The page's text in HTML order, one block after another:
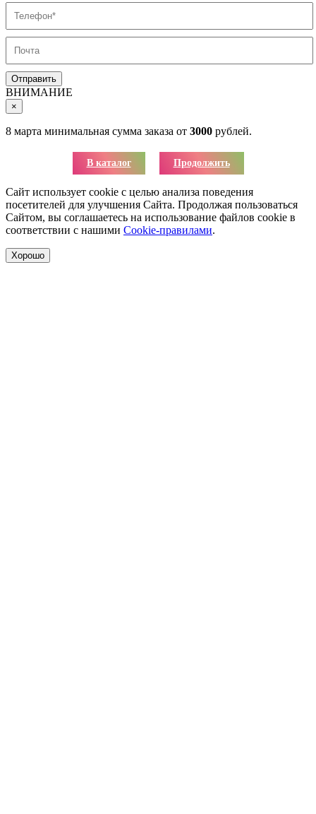
ВНИМАНИЕ
×
8 марта минимальная сумма заказа от 3000 рублей.
В каталог Продолжить
Сайт использует cookie с целью анализа поведения
посетителей для улучшения Сайта. Продолжая пользоваться
Сайтом, вы соглашаетесь на использование файлов cookie в
соответствии с нашими Cookie-правилами.
Хорошо